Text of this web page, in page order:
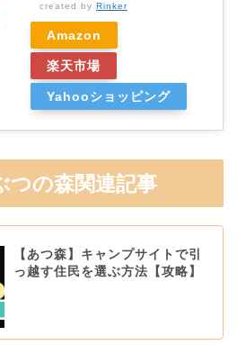
created by Rinker
Amazon
楽天市場
Yahooショッピング
つの森関連記事
【あつ森】キャンプサイトで引
っ越す住民を選ぶ方法【攻略】